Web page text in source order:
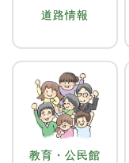
道路情報
教育・公民館